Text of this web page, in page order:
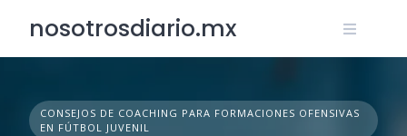
content
nosotrosdiario.mx
CONSEJOS DE COACHING PARA FORMACIONES OFENSIVAS
EN FÚTBOL JUVENIL